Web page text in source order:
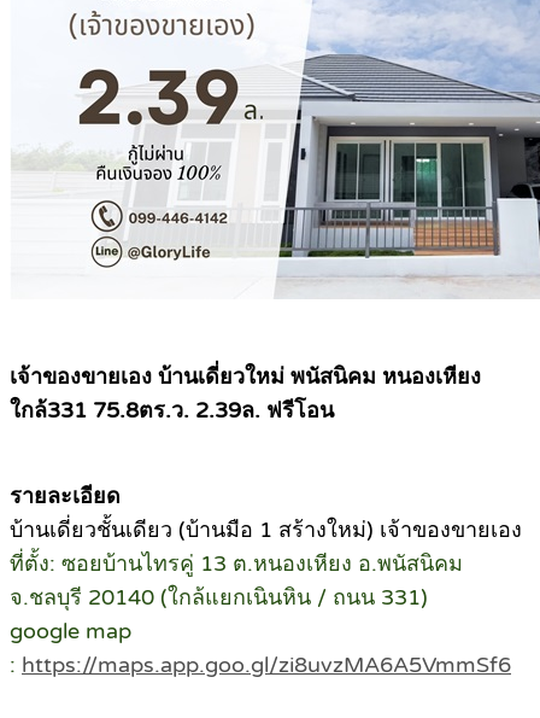
เจ้าของขายเอง บ้านเดี่ยวใหม่ พนัสนิคม หนองเหียง
ใกล้331 75.8ตร.ว. 2.39ล. ฟรีโอน
รายละเอียด
บ้านเดี่ยวชั้นเดียว (บ้านมือ 1 สร้างใหม่) เจ้าของขายเอง
ที่ตั้ง: ซอยบ้านไทรคู่ 13 ต.หนองเหียง อ.พนัสนิคม
จ.ชลบุรี 20140 (ใกล้แยกเนินหิน / ถนน 331)
google map
: https://maps.app.goo.gl/zi8uvzMA6A5VmmSf6